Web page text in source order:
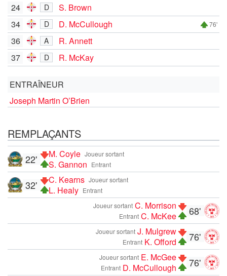
24 D
S. Brown
34
D D. McCullough 76'
36 A
R. Annett
37
D R. McKay
ENTRAÎNEUR
Joseph Martin O’Brien
REMPLAÇANTS
Joueur sortant
M. Coyle
Entrant
S. Gannon
22'
Joueur sortant
C. Kearns
Entrant
L. Healy
32'
68'
Joueur sortant C. Morrison
Entrant C. McKee
76'
Joueur sortant J. Mulgrew
Entrant K. Offord
76'
Joueur sortant E. McGee
Entrant D. McCullough